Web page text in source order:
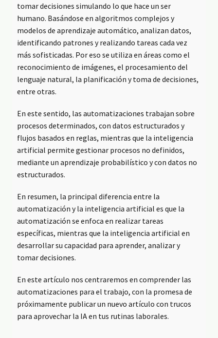
tomar decisiones simulando lo que hace un ser
humano. Basándose en algoritmos complejos y
modelos de aprendizaje automático, analizan datos,
identificando patrones y realizando tareas cada vez
más sofisticadas. Por eso se utiliza en áreas como el
reconocimiento de imágenes, el procesamiento del
lenguaje natural, la planificación y toma de decisiones,
entre otras.
En este sentido, las automatizaciones trabajan sobre
procesos determinados, con datos estructurados y
flujos basados en reglas, mientras que la inteligencia
artificial permite gestionar procesos no definidos,
mediante un aprendizaje probabilístico y con datos no
estructurados.
En resumen, la principal diferencia entre la
automatización y la inteligencia artificial es que la
automatización se enfoca en realizar tareas
específicas, mientras que la inteligencia artificial en
desarrollar su capacidad para aprender, analizar y
tomar decisiones.
En este artículo nos centraremos en comprender las
automatizaciones para el trabajo, con la promesa de
próximamente publicar un nuevo artículo con trucos
para aprovechar la IA en tus rutinas laborales.